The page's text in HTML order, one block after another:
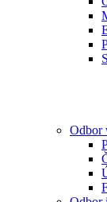
Odbor